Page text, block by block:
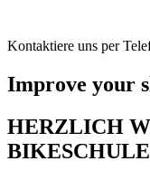
Kontaktiere uns per
Improve your
HERZLICH